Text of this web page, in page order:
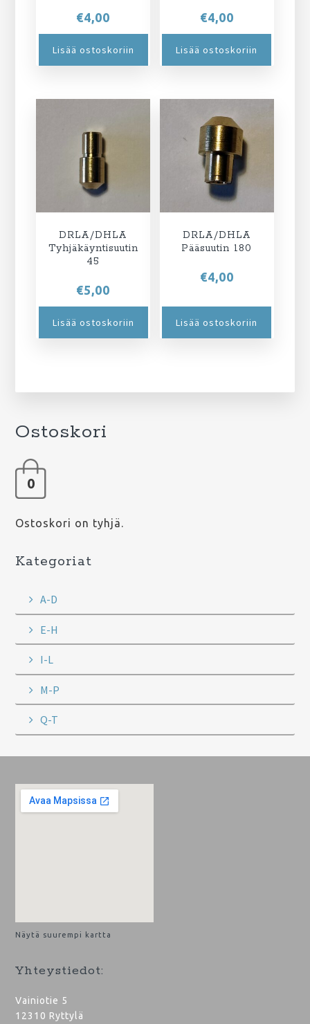
€4,00
Lisää ostoskoriin
€4,00
Lisää ostoskoriin
DRLA/DHLA
Tyhjäkäyntisuutin
45
€5,00
Lisää ostoskoriin
DRLA/DHLA
Pääsuutin 180
€4,00
Lisää ostoskoriin
Ostoskori
0
Ostoskori on tyhjä.
Kategoriat
A-D
E-H
I-L
M-P
Q-T
Footer
Näytä suurempi kartta
Yhteystiedot:
Vainiotie 5
12310 Ryttylä